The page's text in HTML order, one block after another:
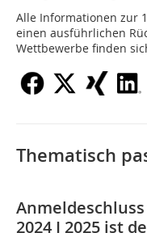
Alle Informationen zur
einen ausführlichen
Wettbewerbe finden
Thematisch
2024 I 2025 ist